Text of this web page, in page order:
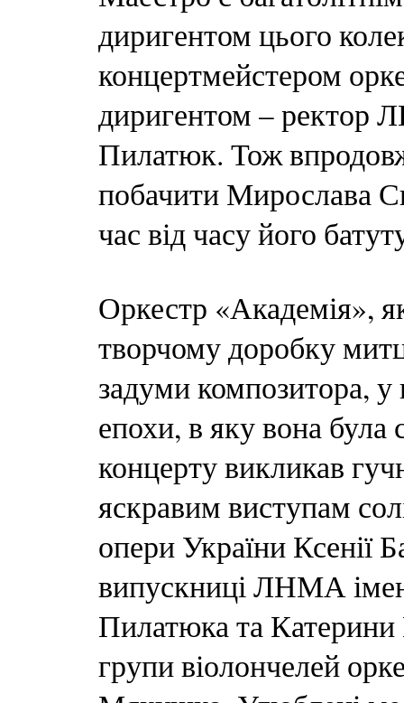
диригентом цього
концертмейстером
диригентом – ректор
Пилатюк. Тож
побачити Мирослава
час від часу його
Оркестр «Академія»,
творчому доробку
задуми композитора, у
епохи, в яку вона
концерту викликав
яскравим виступам
опери України Ксенії
випускниці ЛНМА
Пилатюка та Катерини
групи віолончелей